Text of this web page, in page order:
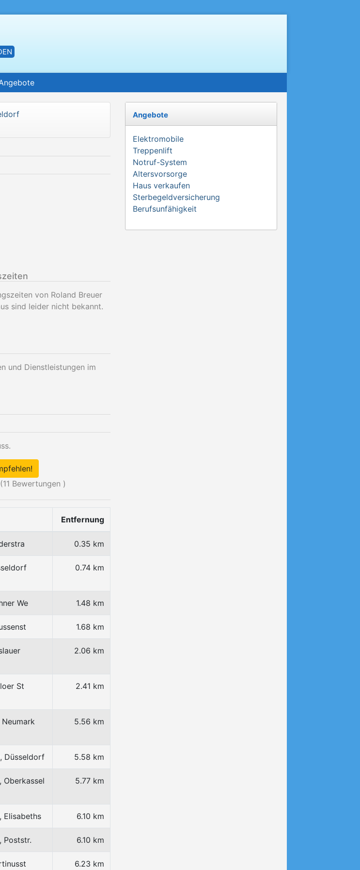
von Roland Breuer
sind leider nicht bekannt.
und Dienstleistungen im
11 Bewertungen )
Entfernung
0.35 km
0.74 km
We 1.48 km
1.68 km
2.06 km
St 2.41 km
Neumark 5.56 km
Düsseldorf 5.58 km
Oberkassel 5.77 km
Elisabeths 6.10 km
Poststr. 6.10 km
6.23 km
Angebote
Elektromobile
Treppenlift
Notruf-System
Altersvorsorge
Haus verkaufen
Sterbegeldversicherung
Berufsunfähigkeit